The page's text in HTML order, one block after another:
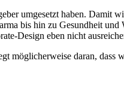
umgesetzt haben. Damit
bis hin zu Gesundheit
Design eben nicht
möglicherweise daran,